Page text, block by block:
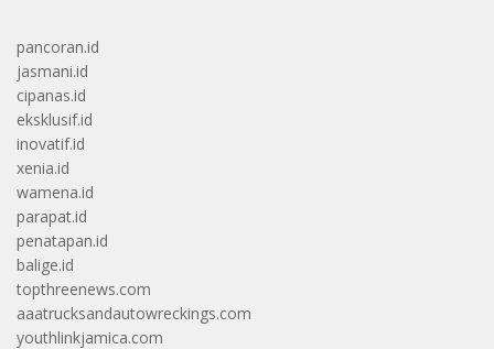
pancoran.id
jasmani.id
cipanas.id
eksklusif.id
inovatif.id
xenia.id
wamena.id
parapat.id
penatapan.id
balige.id
topthreenews.com
aaatrucksandautowreckings.com
youthlinkjamica.com